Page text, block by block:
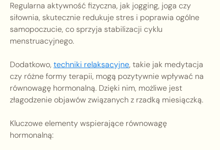
Regularna aktywność fizyczna, jak jogging, joga czy
siłownia, skutecznie redukuje stres i poprawia ogólne
samopoczucie, co sprzyja stabilizacji cyklu
menstruacyjnego.
Dodatkowo, techniki relaksacyjne, takie jak medytacja
czy różne formy terapii, mogą pozytywnie wpływać na
równowagę hormonalną. Dzięki nim, możliwe jest
złagodzenie objawów związanych z rzadką miesiączką.
Kluczowe elementy wspierające równowagę
hormonalną: